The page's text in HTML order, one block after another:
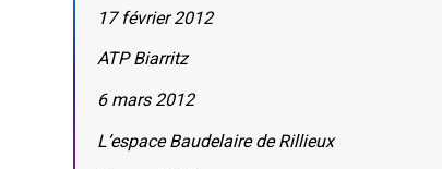
17 février 2012
ATP Biarritz
6 mars 2012
L’espace Baudelaire de Rillieux